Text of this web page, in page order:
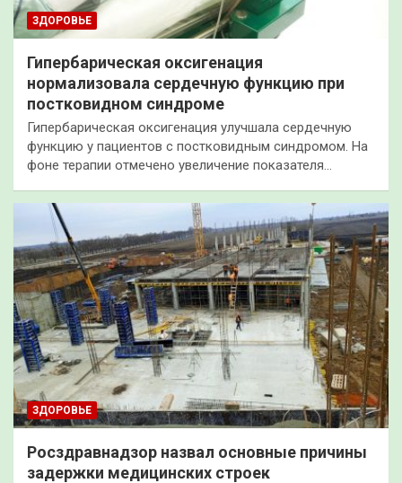
ЗДОРОВЬЕ
Гипербарическая оксигенация
нормализовала сердечную функцию при
постковидном синдроме
Гипербарическая оксигенация улучшала сердечную
функцию у пациентов с постковидным синдромом. На
фоне терапии отмечено увеличение показателя…
ЗДОРОВЬЕ
Росздравнадзор назвал основные причины
задержки медицинских строек